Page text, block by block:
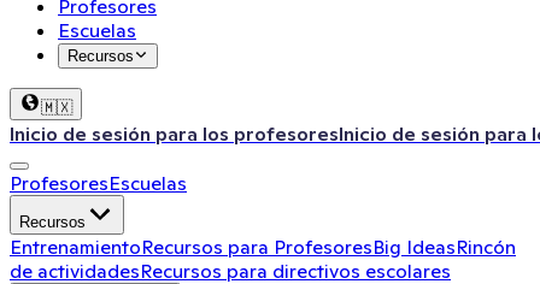
Profesores
Escuelas
Recursos
🇲🇽
Inicio de sesión para los profesoresInicio de sesión para
ProfesoresEscuelas
Recursos
EntrenamientoRecursos para ProfesoresBig IdeasRincón
de actividadesRecursos para directivos escolares